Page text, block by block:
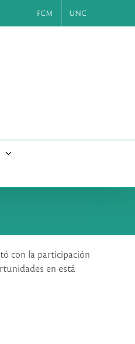
FCM UNC
con la participación
en está